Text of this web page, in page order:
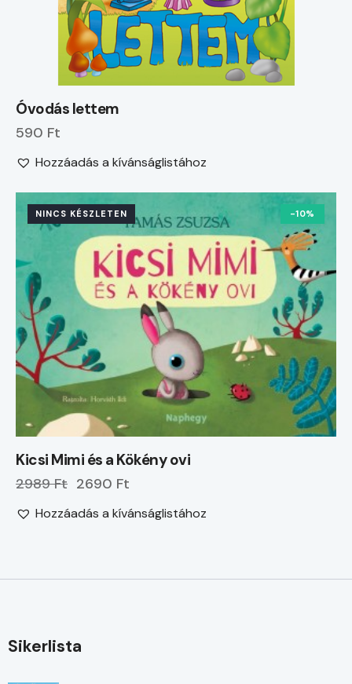
Óvodás lettem
590 Ft
Hozzáadás a kívánságlistához
NINCS KÉSZLETEN -10%
Kicsi Mimi és a Kökény ovi
2989 Ft 2690 Ft
Hozzáadás a kívánságlistához
Sikerlista